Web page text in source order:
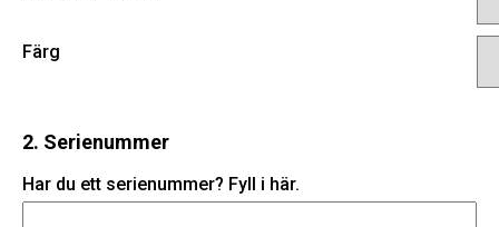
Färg
2. Serienummer
Har du ett serienummer? Fyll i här.